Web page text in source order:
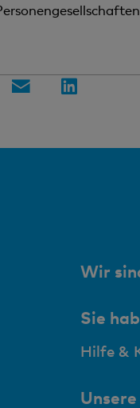
Wir
Sie
Hilfe &